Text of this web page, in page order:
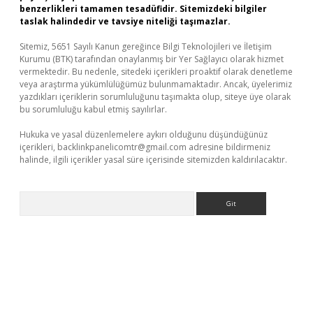
benzerlikleri tamamen tesadüfidir. Sitemizdeki bilgiler
taslak halindedir ve tavsiye niteliği taşımazlar.
Sitemiz, 5651 Sayılı Kanun gereğince Bilgi Teknolojileri ve İletişim
Kurumu (BTK) tarafından onaylanmış bir Yer Sağlayıcı olarak hizmet
vermektedir. Bu nedenle, sitedeki içerikleri proaktif olarak denetleme
veya araştırma yükümlülüğümüz bulunmamaktadır. Ancak, üyelerimiz
yazdıkları içeriklerin sorumluluğunu taşımakta olup, siteye üye olarak
bu sorumluluğu kabul etmiş sayılırlar.
Hukuka ve yasal düzenlemelere aykırı olduğunu düşündüğünüz
içerikleri, backlinkpanelicomtr@gmail.com adresine bildirmeniz
halinde, ilgili içerikler yasal süre içerisinde sitemizden kaldırılacaktır.